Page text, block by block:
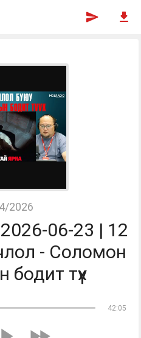
2026
06-23 | 12
- Соломон
түүх
42:05